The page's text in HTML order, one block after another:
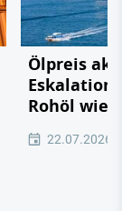
Ölpreis
Rohöl
22.07.2026